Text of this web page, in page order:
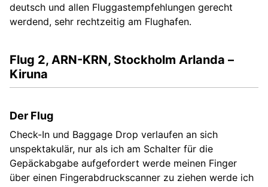
deutsch und allen Fluggastempfehlungen gerecht
werdend, sehr rechtzeitig am Flughafen.
Flug 2, ARN-KRN, Stockholm Arlanda –
Kiruna
Der Flug
Check-In und Baggage Drop verlaufen an sich
unspektakulär, nur als ich am Schalter für die
Gepäckabgabe aufgefordert werde meinen Finger
über einen Fingerabdruckscanner zu ziehen werde ich